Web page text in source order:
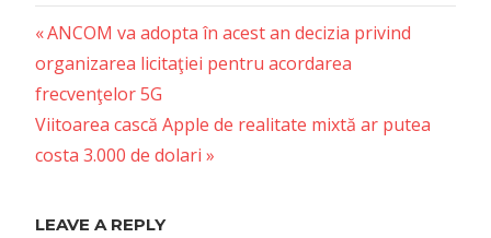
Post
navigation
Previous
Post:
ANCOM va adopta în acest an decizia privind
organizarea licitaţiei pentru acordarea
frecvenţelor 5G
Next
Post:
Viitoarea cască Apple de realitate mixtă ar putea
costa 3.000 de dolari
LEAVE A REPLY